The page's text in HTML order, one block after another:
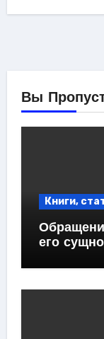
Вы
Книги,
его